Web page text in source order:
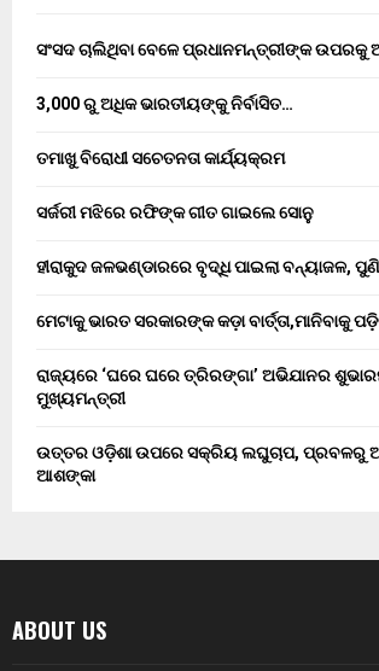
ସଂସଦ ଚାଲିଥିବା ବେଳେ ପ୍ରଧାନମନ୍ତ୍ରୀଙ୍କ ଉପରକୁ
3,000 ରୁ ଅଧିକ ଭାରତୀୟଙ୍କୁ ନିର୍ବାସିତ…
ତମାଖୁ ବିରୋଧୀ ସଚେତନତା କାର୍ଯ୍ୟକ୍ରମ
ସର୍ଜରୀ ମଝିରେ ରଫିଙ୍କ ଗୀତ ଗାଇଲେ ସୋନୁ
ହୀରାକୁଦ ଜଳଭଣ୍ଡାରରେ ବୃଦ୍ଧି ପାଇଲା ବନ୍ୟାଜଳ,
ମେଟାକୁ ଭାରତ ସରକାରଙ୍କ କଡ଼ା ବାର୍ତ୍ତା,ମାନିବାକୁ
ରାଜ୍ୟରେ ‘ଘରେ ଘରେ ତ୍ରିରଙ୍ଗା’ ଅଭିଯାନର
ମୁଖ୍ୟମନ୍ତ୍ରୀ
ଉତ୍ତର ଓଡ଼ିଶା ଉପରେ ସକ୍ରିୟ ଲଘୁଚାପ, ପ୍ରବଳରୁ
ଆଶଙ୍କା
ABOUT US